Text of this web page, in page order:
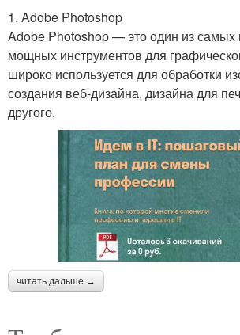
1. Adobe Photoshop
Adobe Photoshop — это один из самых
мощных инструментов для
широко используется для обработки
создания веб-дизайна, дизайна для
другого.
читать дальше →